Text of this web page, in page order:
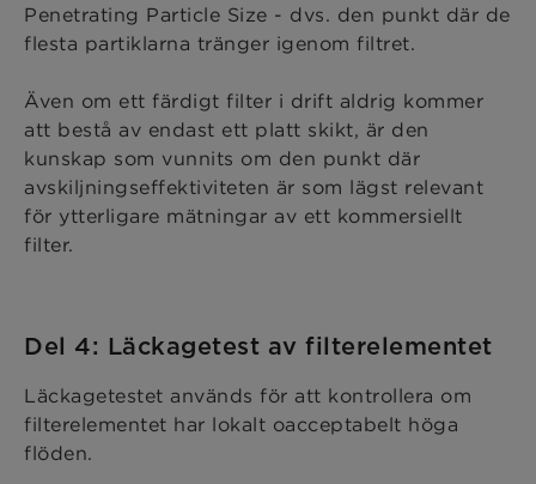
Penetrating Particle Size - dvs. den punkt där de
flesta partiklarna tränger igenom filtret.
Även om ett färdigt filter i drift aldrig kommer
att bestå av endast ett platt skikt, är den
kunskap som vunnits om den punkt där
avskiljningseffektiviteten är som lägst relevant
för ytterligare mätningar av ett kommersiellt
filter.
Del 4: Läckagetest av filterelementet
Läckagetestet används för att kontrollera om
filterelementet har lokalt oacceptabelt höga
flöden.